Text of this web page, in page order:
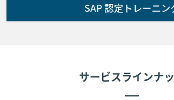
■第5条 (コースの開催)
が指定した会場にてコースを提供しま
SAP 認定トレーニン
サービスラインナ